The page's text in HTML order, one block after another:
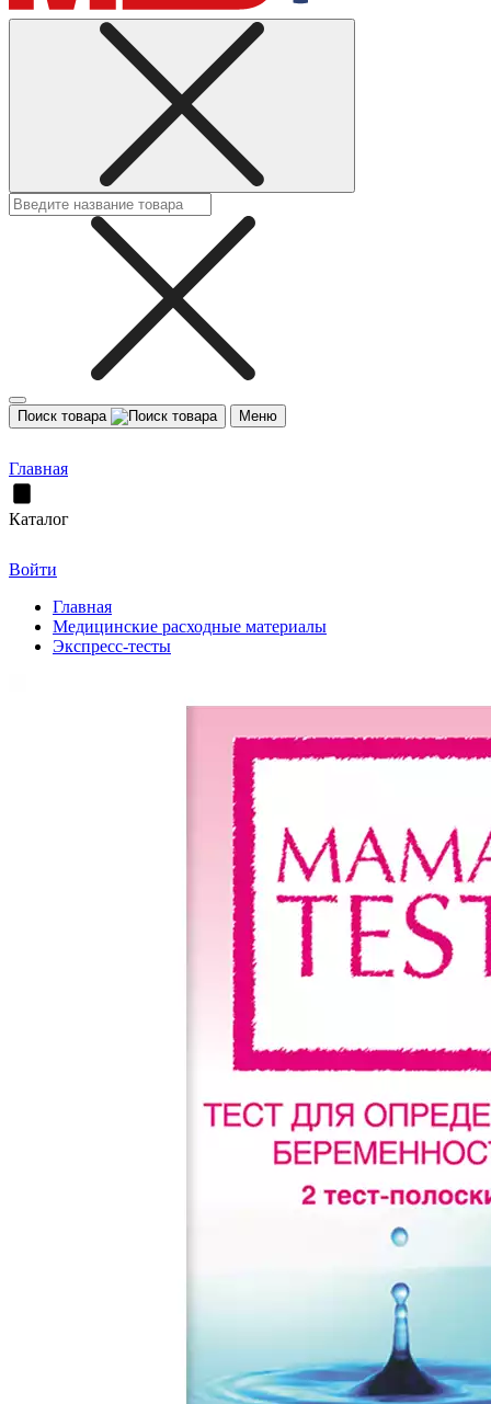
Поиск товара Меню
Главная
Каталог
Войти
Главная
Медицинские расходные материалы
Экспресс-тесты